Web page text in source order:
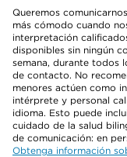
Queremos
más cómodo cuando
interpretación
disponibles sin ningún
semana, durante todos
de contacto. No
menores actúen como
intérprete y personal
idioma. Esto puede
cuidado de la salud
de comunicación: en
Obtenga información